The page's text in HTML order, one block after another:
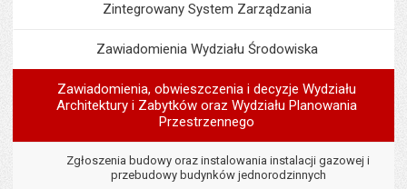
Zintegrowany System Zarządzania
Zawiadomienia Wydziału Środowiska
Zawiadomienia, obwieszczenia i decyzje Wydziału
Architektury i Zabytków oraz Wydziału Planowania
Przestrzennego
Zgłoszenia budowy oraz instalowania instalacji gazowej i
przebudowy budynków jednorodzinnych